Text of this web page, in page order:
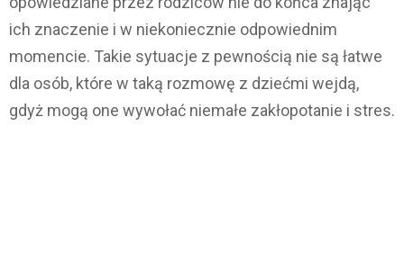
ich znaczenie i w niekoniecznie odpowiednim
momencie. Takie sytuacje z pewnością nie są łatwe
dla osób, które w taką rozmowę z dziećmi wejdą,
gdyż mogą one wywołać niemałe zakłopotanie i stres.